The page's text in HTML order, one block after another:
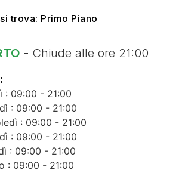
trova: Primo Piano
- Chiude alle ore 21:00
: 09:00 - 21:00
: 09:00 - 21:00
: 09:00 - 21:00
: 09:00 - 21:00
: 09:00 - 21:00
: 09:00 - 21:00